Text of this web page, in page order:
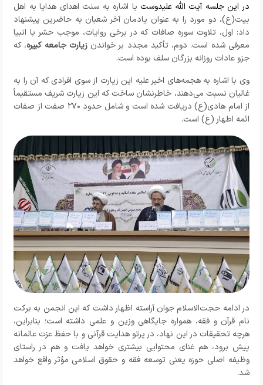
در این جلسه آیت الله علیدوست با اشاره به سنت اهدای هدایا به اهل
بیت(ع)، دو مورد را به عنوان یادمان آخر شعبان به حاضرین پیشنهاد
داد: اول، تلاوت سوره صافات که در برخی روایات، موجب حشر با انبیا
معرفی شده است. دوم، تأکید مجدد بر خواندنزیارت جامعه کبیره، که
جزو عادات روزانه بزرگان سلف بوده است.
وی با اشاره به هجمه‌های اخیر علیه این زیارت از سوی افرادی که آن را به
غالیان نسبت می‌دهند، خاطرنشان ساخت که این زیارت شریف مستقیماً
از امام هادی(ع) دریافت شده است و شامل حدود ۲۷۰ صفت از صفات
ائمه اطهار (ع) است.
در ادامه حجت‌الاسلام جوان آراسته اظهار داشت که این انجمن به برکت
نام قرآن و فقه، همواره جایگاهی وزین و علمی داشته است؛ بنابراین،
هرچه تحقیقات در این نهاد، در پرتو هدایت قرآنی و با حفظ عزت عالمانه
پیش برود، هم غنای محتوایی بیشتری خواهد یافت و هم در راستای
وظیفه اصلی حوزه یعنی توسعه فقه و حقوق اسلامی مؤثر واقع خواهد
شد.